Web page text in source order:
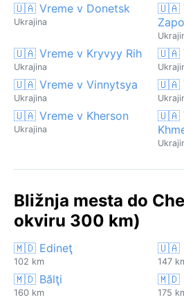
🇺🇦 Vreme v Donetsk
Ukrajina
🇺🇦
🇺🇦 Vreme v Kryvyy Rih
Ukrajina
🇺🇦
🇺🇦 Vreme v Vinnytsya
Ukrajina
🇺🇦
🇺🇦 Vreme v Kherson
Ukrajina
🇺🇦
Bližnja mesta do
okviru 300 km)
🇲🇩 Edineţ
102 km
🇺🇦
147
🇲🇩 Bălţi
160 km
🇲🇩
175